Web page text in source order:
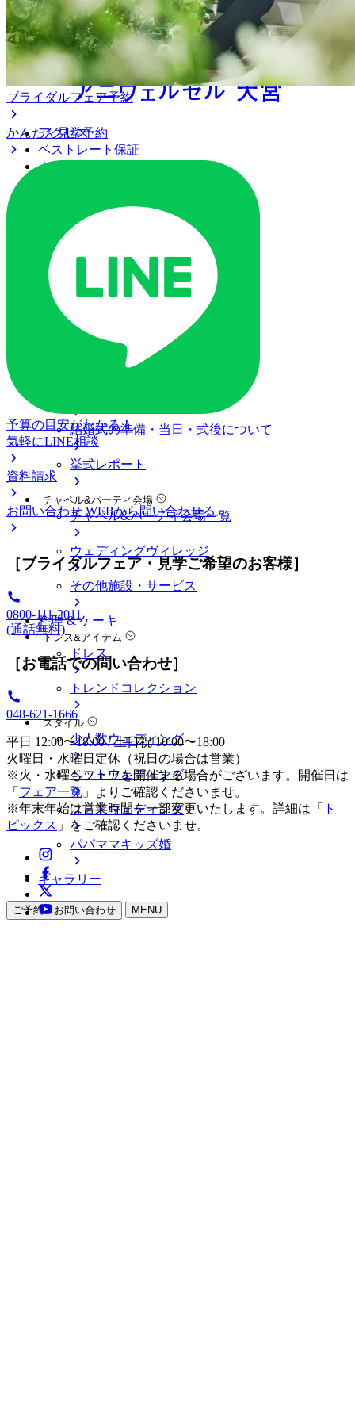
アクセス
ベストレート保証
よくあるご質問
ご予約・お問い合わせ
ブライダルフェア
ブライダルフェア一覧
ブライダルフェアの基礎知識
結婚式の準備・当日・式後について
挙式レポート
チャペル&パーティ会場
チャペル&パーティ会場一覧
ウェディングヴィレッジ
その他施設・サービス
料理 & ケーキ
ドレス&アイテム
ドレス
トレンドコレクション
スタイル
少人数ウェディング
ペットウェディング
フォトウェディング
パパママキッズ婚
ギャラリー
ご予約・お問い合わせ MENU
ブライダルフェア予約
かんたん見学予約
予算の目安がわかる！
気軽にLINE相談
資料請求
お問い合わせ WEBから問い合わせる
［ブライダルフェア・見学ご希望のお客様］
0800-111-2011
(通話無料)
［お電話での問い合わせ］
048-621-1666
平日 12:00〜18:00 / 土日祝 10:00〜18:00
火曜日・水曜日定休（祝日の場合は営業）
※火・水曜もフェアを開催する場合がございます。開催日は
「フェア一覧 」よりご確認くださいませ。
※年末年始は営業時間を一部変更いたします。詳細は「 ト
ピックス 」をご確認くださいませ。